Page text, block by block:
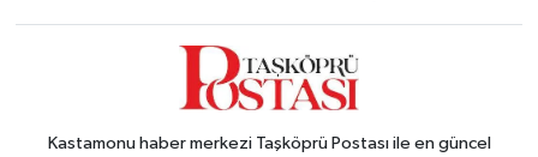
Kastamonu haber merkezi Taşköprü Postası ile en güncel